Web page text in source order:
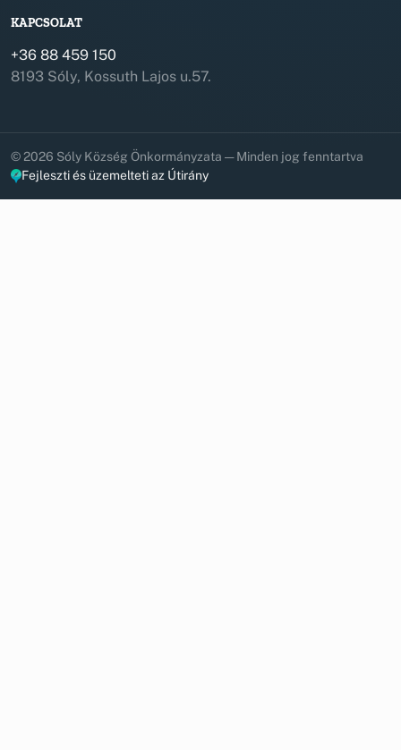
KAPCSOLAT
+36 88 459 150
8193 Sóly, Kossuth Lajos u.57.
© 2026 Sóly Község Önkormányzata — Minden jog fenntartva
Fejleszti és üzemelteti az Útirány